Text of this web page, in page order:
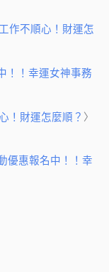
作不順心！財運怎
！！幸運女神事務
！財運怎麼順？ 〉
優惠報名中！！幸